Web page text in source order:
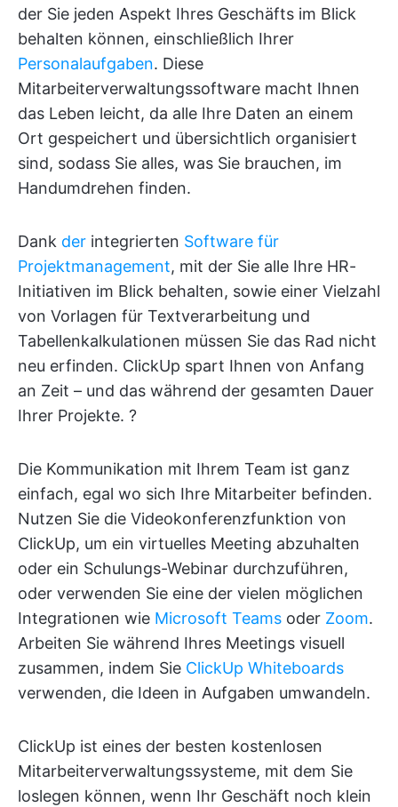
der Sie jeden Aspekt Ihres Geschäfts im Blick
behalten können, einschließlich Ihrer
Personalaufgaben. Diese
Mitarbeiterverwaltungssoftware macht Ihnen
das Leben leicht, da alle Ihre Daten an einem
Ort gespeichert und übersichtlich organisiert
sind, sodass Sie alles, was Sie brauchen, im
Handumdrehen finden.
Dank der integrierten Software für
Projektmanagement, mit der Sie alle Ihre HR-
Initiativen im Blick behalten, sowie einer Vielzahl
von Vorlagen für Textverarbeitung und
Tabellenkalkulationen müssen Sie das Rad nicht
neu erfinden. ClickUp spart Ihnen von Anfang
an Zeit – und das während der gesamten Dauer
Ihrer Projekte. ?
Die Kommunikation mit Ihrem Team ist ganz
einfach, egal wo sich Ihre Mitarbeiter befinden.
Nutzen Sie die Videokonferenzfunktion von
ClickUp, um ein virtuelles Meeting abzuhalten
oder ein Schulungs-Webinar durchzuführen,
oder verwenden Sie eine der vielen möglichen
Integrationen wie Microsoft Teams oder Zoom.
Arbeiten Sie während Ihres Meetings visuell
zusammen, indem Sie ClickUp Whiteboards
verwenden, die Ideen in Aufgaben umwandeln.
ClickUp ist eines der besten kostenlosen
Mitarbeiterverwaltungssysteme, mit dem Sie
loslegen können, wenn Ihr Geschäft noch klein